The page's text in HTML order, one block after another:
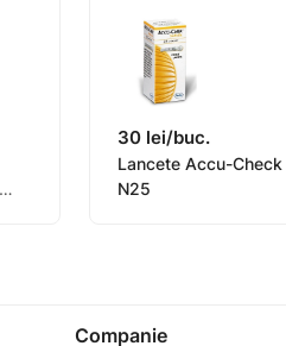
30 lei/buc.
Lancete Accu-Check
N25
Companie